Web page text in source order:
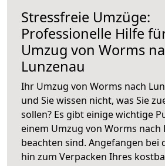
Stressfreie Umzüge:
Professionelle Hilfe
Umzug von Worms
Lunzenau
Ihr Umzug von Worms nach
und Sie wissen nicht, was Sie
sollen? Es gibt einige wichtige
einem Umzug von Worms nach
beachten sind. Angefangen bei
hin zum Verpacken Ihres